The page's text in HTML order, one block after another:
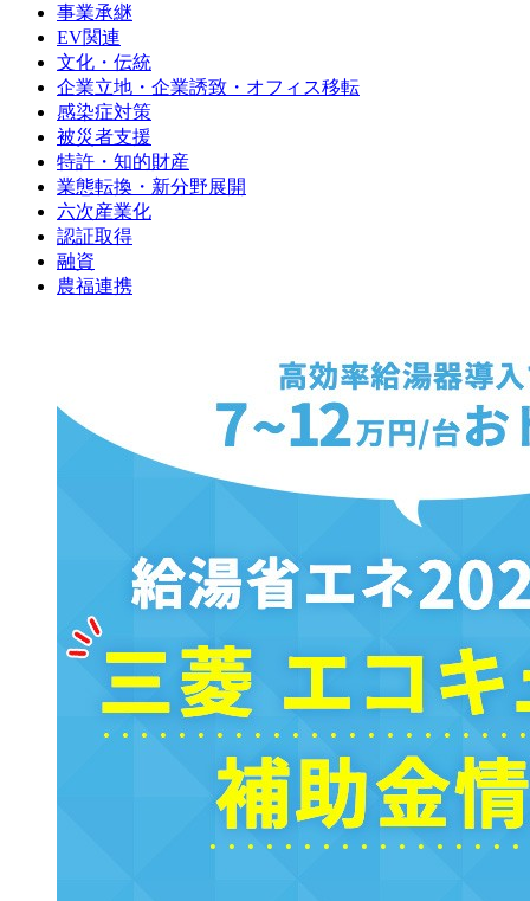
事業承継
EV関連
文化・伝統
企業立地・企業誘致・オフィス移転
感染症対策
被災者支援
特許・知的財産
業態転換・新分野展開
六次産業化
認証取得
融資
農福連携